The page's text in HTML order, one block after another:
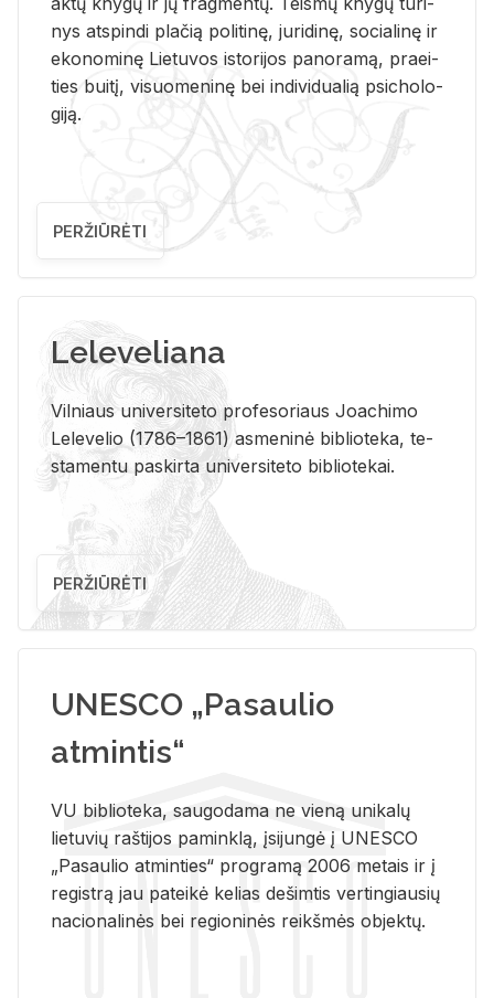
nys at­spin­di pla­čią po­li­ti­nę, ju­ri­di­nę, so­cia­li­nę ir
eko­no­mi­nę Lie­tu­vos is­to­ri­jos pa­no­ra­mą, pra­ei­
ties bui­tį, vi­suo­me­ni­nę bei in­di­vi­dua­lią psi­cho­lo­
gi­ją.
PERŽIŪRĖTI
Leleveliana
Vil­niaus uni­ver­si­te­to pro­fe­so­riaus Jo­a­chi­mo
Le­le­ve­lio (1786–1861) as­me­ni­nė bi­b­lio­te­ka, te­
sta­men­tu pa­skir­ta uni­ver­si­te­to bi­b­lio­te­kai.
PERŽIŪRĖTI
UNESCO „Pasaulio
atmintis“
VU biblioteka, saugodama ne vieną unikalų
lietuvių raštijos paminklą, įsijungė į UNESCO
„Pasaulio atminties“ programą 2006 metais ir į
registrą jau pateikė kelias dešimtis vertingiausių
nacionalinės bei regioninės reikšmės objektų.